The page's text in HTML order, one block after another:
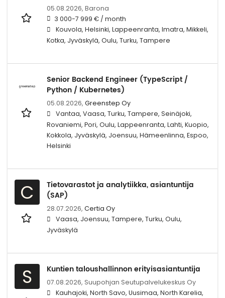
05.08.2026, Barona
3 000-7 999 € / month
Kouvola, Helsinki, Lappeenranta, Imatra, Mikkeli,
Kotka, Jyväskylä, Oulu, Turku, Tampere
Senior Backend Engineer (TypeScript /
Python / Kubernetes)
05.08.2026, Greenstep Oy
Vantaa, Vaasa, Turku, Tampere, Seinäjoki,
Rovaniemi, Pori, Oulu, Lappeenranta, Lahti, Kuopio,
Kokkola, Jyväskylä, Joensuu, Hämeenlinna, Espoo,
Helsinki
C
Tietovarastot ja analytiikka, asiantuntija
(SAP)
28.07.2026, Certia Oy
Vaasa, Joensuu, Tampere, Turku, Oulu,
Jyväskylä
S Kuntien taloushallinnon erityisasiantuntija
07.08.2026, Suupohjan Seutupalvelukeskus Oy
Kauhajoki, North Savo, Uusimaa, North Karelia,